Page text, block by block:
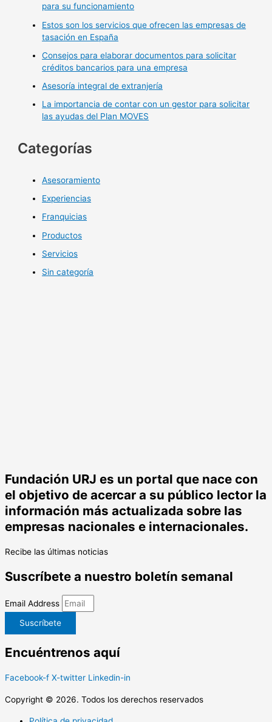
para su funcionamiento
Estos son los servicios que ofrecen las empresas de
tasación en España
Consejos para elaborar documentos para solicitar
créditos bancarios para una empresa
Asesoría integral de extranjería
La importancia de contar con un gestor para solicitar
las ayudas del Plan MOVES
Categorías
Asesoramiento
Experiencias
Franquicias
Productos
Servicios
Sin categoría
Fundación URJ es un portal que nace con
el objetivo de acercar a su público lector la
información más actualizada sobre las
empresas nacionales e internacionales.
Recibe las últimas noticias
Suscríbete a nuestro boletín semanal
Email Address
Suscríbete
Encuéntrenos aquí
Facebook-f X-twitter Linkedin-in
Copyright © 2026. Todos los derechos reservados